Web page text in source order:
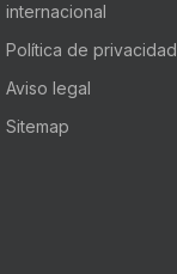
internacional
Política de privacidad
Aviso legal
Sitemap